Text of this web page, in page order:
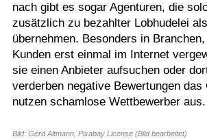
Verkehr
Gesundheit
Kultur
Sport
Termine
nach gibt es sogar Agenturen, die
zusätzlich zu bezahlter Lobhudelei
übernehmen. Besonders in
Kunden erst einmal im Internet
sie einen Anbieter aufsuchen oder
verderben negative Bewertungen das
nutzen schamlose Wettbewerber aus.
Bild: Gerd Altmann, Pixabay License (Bild bearbeitet)